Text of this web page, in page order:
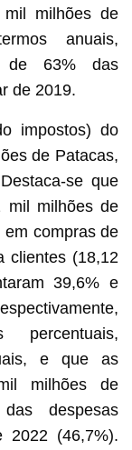
milhões de
anuais,
de 63% das
de 2019.
impostos) do
de Patacas,
se que
mil milhões de
em compras de
clientes (18,12
39,6% e
e que as
milhões de
despesas
(46,7%).